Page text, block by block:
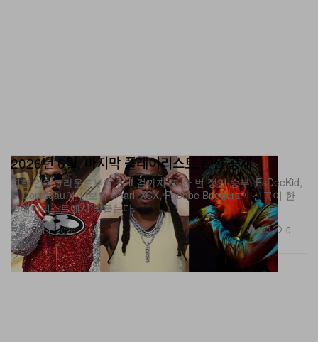
음악
2026년 6월, 마지막 플레이리스트 완전 공개
힙합 언더그라운드부터 팝 it 걸까지 또 한 번 정면 승부. EsDeeKid,
El Cousteau의 신보와 Charli XCX, Phoebe Bridgers의 신곡이 한
플레이리스트에서 맞붙는다.
Jul 1, 2026 483 0